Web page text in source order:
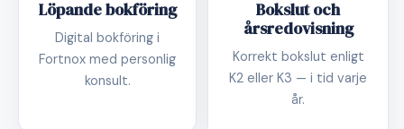
Löpande bokföring
Digital bokföring i
Fortnox med personlig
konsult.
Bokslut och
årsredovisning
Korrekt bokslut enligt
K2 eller K3 — i tid varje
år.